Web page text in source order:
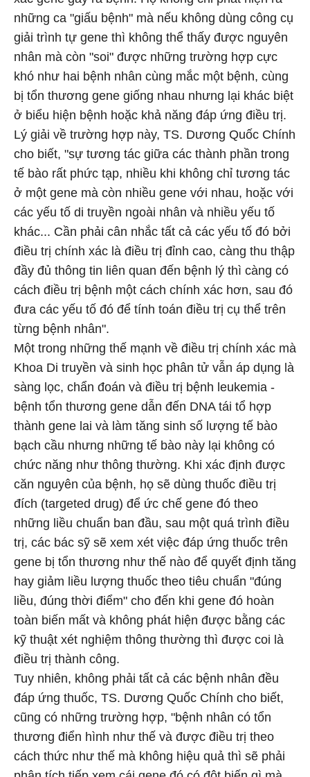
những ca "giấu bệnh" mà nếu không dùng công cụ
giải trình tự gene thì không thể thấy được nguyên
nhân mà còn "soi" được những trường hợp cực
khó như hai bệnh nhân cùng mắc một bệnh, cùng
bị tổn thương gene giống nhau nhưng lại khác biệt
ở biểu hiện bệnh hoặc khả năng đáp ứng điều trị.
Lý giải về trường hợp này, TS. Dương Quốc Chính
cho biết, "sự tương tác giữa các thành phần trong
tế bào rất phức tạp, nhiều khi không chỉ tương tác
ở một gene mà còn nhiều gene với nhau, hoặc với
các yếu tố di truyền ngoài nhân và nhiều yếu tố
khác... Cần phải cân nhắc tất cả các yếu tố đó bởi
điều trị chính xác là điều trị đỉnh cao, càng thu thập
đầy đủ thông tin liên quan đến bệnh lý thì càng có
cách điều trị bệnh một cách chính xác hơn, sau đó
đưa các yếu tố đó để tính toán điều trị cụ thể trên
từng bệnh nhân".
Một trong những thế mạnh về điều trị chính xác mà
Khoa Di truyền và sinh học phân tử vẫn áp dụng là
sàng lọc, chẩn đoán và điều trị bệnh leukemia -
bệnh tổn thương gene dẫn đến DNA tái tổ hợp
thành gene lai và làm tăng sinh số lượng tế bào
bạch cầu nhưng những tế bào này lại không có
chức năng như thông thường. Khi xác định được
căn nguyên của bệnh, họ sẽ dùng thuốc điều trị
đích (targeted drug) để ức chế gene đó theo
những liều chuẩn ban đầu, sau một quá trình điều
trị, các bác sỹ sẽ xem xét việc đáp ứng thuốc trên
gene bị tổn thương như thế nào để quyết định tăng
hay giảm liều lượng thuốc theo tiêu chuẩn "đúng
liều, đúng thời điểm" cho đến khi gene đó hoàn
toàn biến mất và không phát hiện được bằng các
kỹ thuật xét nghiệm thông thường thì được coi là
điều trị thành công.
Tuy nhiên, không phải tất cả các bệnh nhân đều
đáp ứng thuốc, TS. Dương Quốc Chính cho biết,
cũng có những trường hợp, "bệnh nhân có tổn
thương điển hình như thế và được điều trị theo
cách thức như thế mà không hiệu quả thì sẽ phải